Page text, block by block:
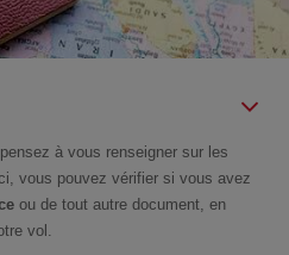
à vous renseigner sur les
vous pouvez vérifier si vous avez
ou de tout autre document, en
vol.